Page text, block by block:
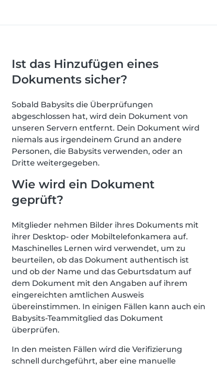
Ist das Hinzufügen eines
Dokuments sicher?
Sobald Babysits die Überprüfungen
abgeschlossen hat, wird dein Dokument von
unseren Servern entfernt. Dein Dokument wird
niemals aus irgendeinem Grund an andere
Personen, die Babysits verwenden, oder an
Dritte weitergegeben.
Wie wird ein Dokument
geprüft?
Mitglieder nehmen Bilder ihres Dokuments mit
ihrer Desktop- oder Mobiltelefonkamera auf.
Maschinelles Lernen wird verwendet, um zu
beurteilen, ob das Dokument authentisch ist
und ob der Name und das Geburtsdatum auf
dem Dokument mit den Angaben auf ihrem
eingereichten amtlichen Ausweis
übereinstimmen. In einigen Fällen kann auch ein
Babysits-Teammitglied das Dokument
überprüfen.
In den meisten Fällen wird die Verifizierung
schnell durchgeführt, aber eine manuelle